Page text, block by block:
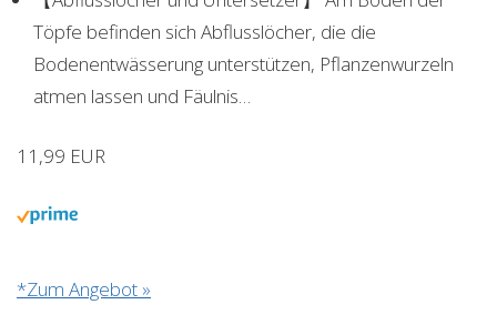
Töpfe befinden sich Abflusslöcher, die die
Bodenentwässerung unterstützen, Pflanzenwurzeln
atmen lassen und Fäulnis…
11,99 EUR
*Zum Angebot »